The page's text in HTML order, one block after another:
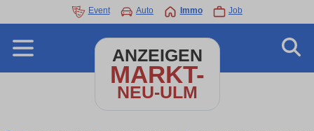
Event Auto Immo Job
ANZEIGEN
MARKT-
NEU-ULM